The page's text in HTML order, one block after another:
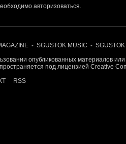
авторизоваться.
• SGUSTOK MUSIC •
опубликованных материалов
под лицензией Creative
RSS